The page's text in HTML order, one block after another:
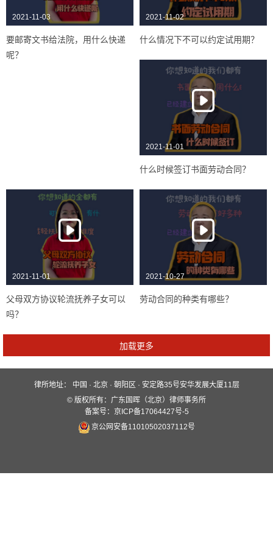
2021-11-03
要邮寄文书给法院，用什么快递
呢？
2021-11-02
什么情况下不可以约定试用期？
2021-11-01
什么时候签订书面劳动合同？
2021-11-01
父母双方协议轮流抚养子女可以
吗？
2021-10-27
劳动合同的种类有哪些？
律所地址： 中国 · 北京 · 朝阳区 · 安定路35号安华发展大厦11层
业务领域 国晖团队
新闻动态 案例分析
© 版权所有：广东国晖（北京）律师事务所
备案号：京ICP备17064427号-5
京公网安备11010502037112号